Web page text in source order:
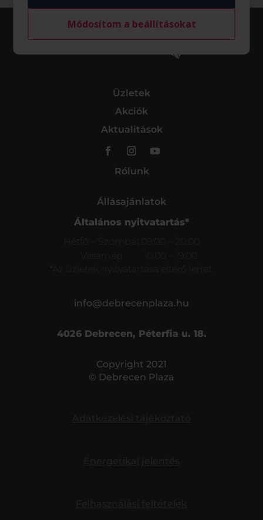
Üzletek
Akciók
Aktualitások
Rólunk
Állásajánlatok
Általános nyitvatartás*
Hétfő – Szombat
09:00 – 20:00
Vasárnap
*Az üzletek nyitvatartása eltérő lehet.
info@debrecenplaza.hu
4026 Debrecen, Péterfia u. 18.
Copyright 2021
© Debrecen Plaza
Módosítom a beállításokat